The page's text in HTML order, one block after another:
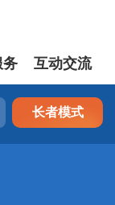
务 互动交流
长者模式